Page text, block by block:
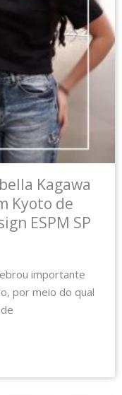
Kagawa
Kyoto de
ESPM SP
importante
por meio do qual